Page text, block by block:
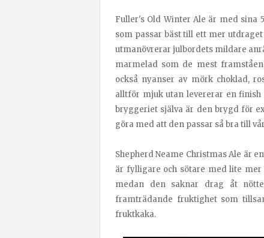
Fuller's Old Winter Ale är med sina
som passar bäst till ett mer
utmanövrerar julbordets mildare
marmelad som de mest
också nyanser av mörk choklad,
alltför mjuk utan levererar en
bryggeriet själva är den brygd för
göra med att den passar så bra till
Shepherd Neame Christmas Ale är
är fylligare och sötare med lite
medan den saknar drag åt
framträdande fruktighet som
fruktkaka.